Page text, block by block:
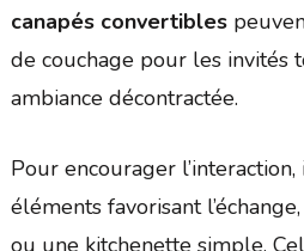
canapés convertibles
de couchage pour les invités
ambiance décontractée.
Pour encourager
éléments favorisant
ou une kitchenette simple.